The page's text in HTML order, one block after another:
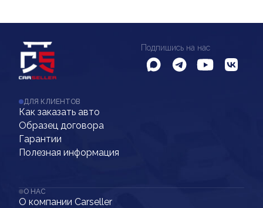
Подпишись на нас
ДЛЯ КЛИЕНТОВ
Как заказать авто
Образец договора
Гарантии
Полезная информация
О НАС
О компании Carseller